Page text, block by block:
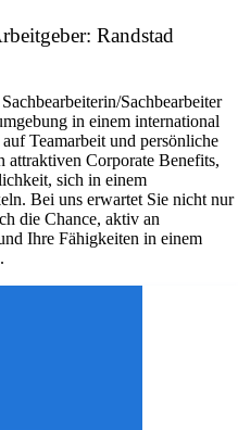
Randstad
Sachbearbeiter
in einem international
Teamarbeit und persönliche
Corporate Benefits,
sich in einem
Bei uns erwartet Sie nicht nur
die Chance, aktiv an
Ihre Fähigkeiten in einem